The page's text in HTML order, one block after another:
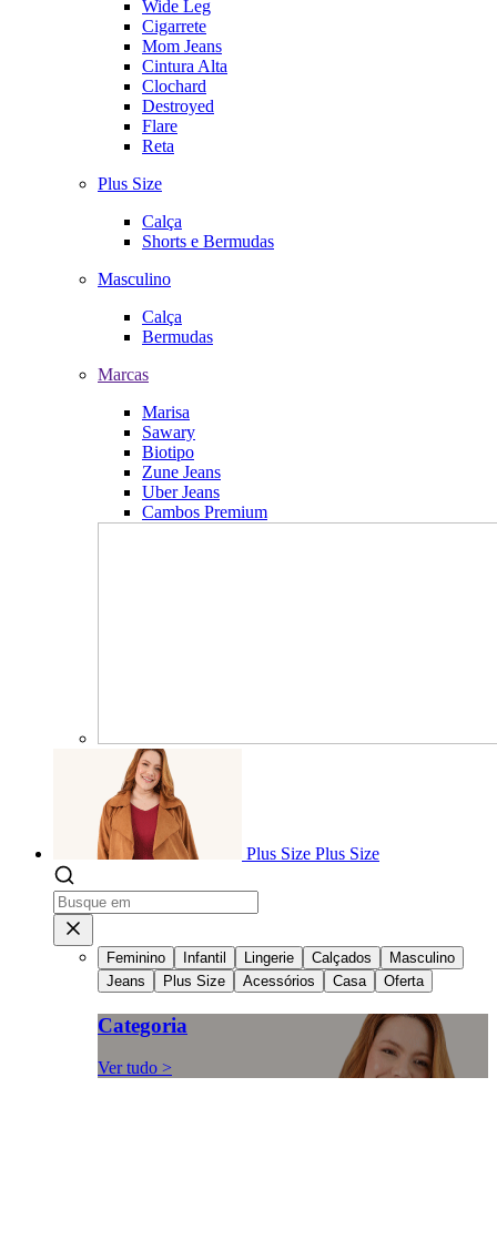
Wide Leg
Cigarrete
Mom Jeans
Cintura Alta
Clochard
Destroyed
Flare
Reta
Plus Size
Calça
Shorts e Bermudas
Masculino
Calça
Bermudas
Marcas
Marisa
Sawary
Biotipo
Zune Jeans
Uber Jeans
Cambos Premium
Plus Size Plus Size
Feminino Infantil Lingerie Calçados
Masculino
Jeans
Plus Size Acessórios Casa Oferta
Categoria
Ver tudo >